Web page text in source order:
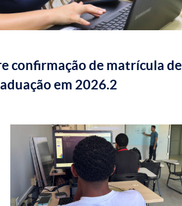
confirmação de matrícula de
em 2026.2